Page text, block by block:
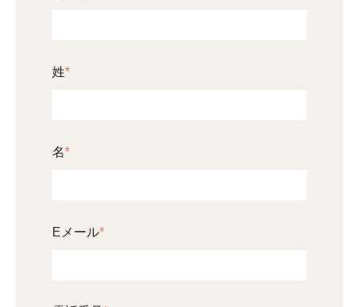
姓*
名*
Eメール*